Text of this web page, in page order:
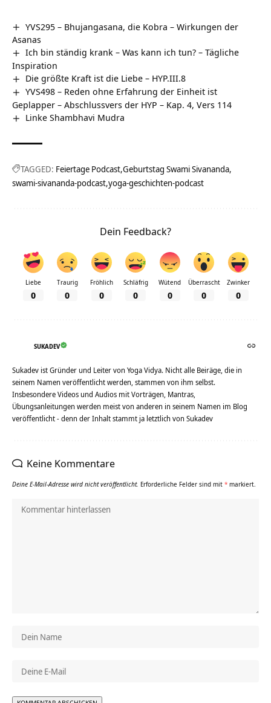
YVS295 – Bhujangasana, die Kobra – Wirkungen der
Asanas
Ich bin ständig krank – Was kann ich tun? – Tägliche
Inspiration
Die größte Kraft ist die Liebe – HYP.III.8
YVS498 – Reden ohne Erfahrung der Einheit ist
Geplapper – Abschlussvers der HYP – Kap. 4, Vers 114
Linke Shambhavi Mudra
TAGGED: Feiertage Podcast Geburtstag Swami Sivananda
swami-sivananda-podcast yoga-geschichten-podcast
Dein Feedback?
Liebe
0
Traurig
0
Fröhlich
0
Schläfrig
0
Wütend
0
Überrascht
0
Zwinker
0
SUKADEV
Sukadev ist Gründer und Leiter von Yoga Vidya. Nicht alle Beiräge, die in
seinem Namen veröffentlicht werden, stammen von ihm selbst.
Insbesondere Videos und Audios mit Vorträgen, Mantras,
Übungsanleitungen werden meist von anderen in seinem Namen im Blog
veröffentlicht - denn der Inhalt stammt ja letztlich von Sukadev
Keine Kommentare
Deine E-Mail-Adresse wird nicht veröffentlicht. Erforderliche Felder sind mit * markiert.